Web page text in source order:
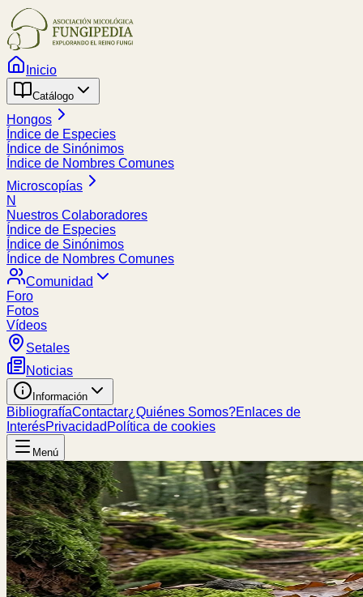
Inicio
Catálogo
Hongos
Índice de Especies
Índice de Sinónimos
Índice de Nombres Comunes
Microscopías
N
Nuestros Colaboradores
Índice de Especies
Índice de Sinónimos
Índice de Nombres Comunes
Comunidad
Foro
Fotos
Vídeos
Setales
Noticias
Información
BibliografíaContactar¿Quiénes Somos?Enlaces de
InterésPrivacidad Política de cookies
Menú